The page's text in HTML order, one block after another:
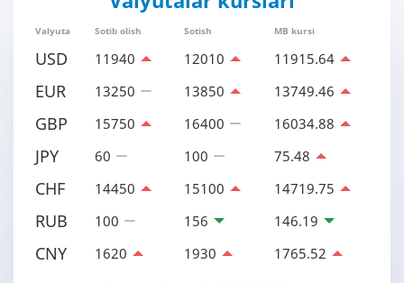
Valyuta Sotib olish Sotish MB kursi
USD 11940 12010 11915.64
EUR 13250 13850 13749.46
GBP 15750 16400 16034.88
JPY 60 100 75.48
CHF 14450 15100 14719.75
RUB 100 156 146.19
CNY 1620 1930 1765.52